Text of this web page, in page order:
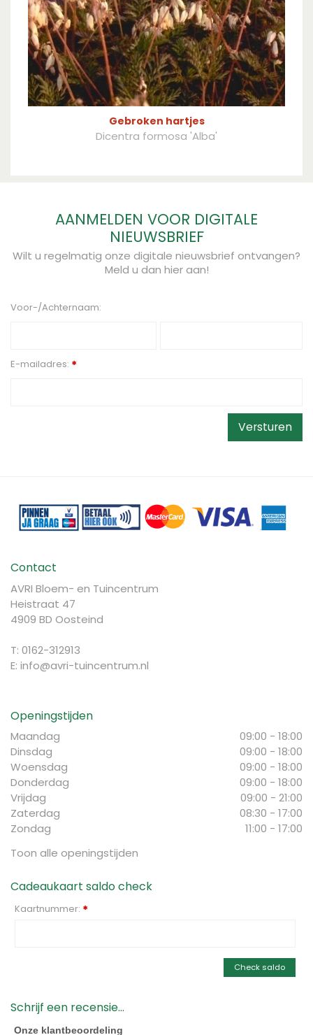
Gebroken hartjes
Dicentra formosa 'Alba'
AANMELDEN VOOR DIGITALE
NIEUWSBRIEF
Wilt u regelmatig onze digitale nieuwsbrief ontvangen?
Meld u dan hier aan!
Voor-/Achternaam:
E-mailadres: *
Contact
AVRI Bloem- en Tuincentrum
Heistraat 47
4909 BD Oosteind
T: 0162-312913
E: info@avri-tuincentrum.nl
Openingstijden
Maandag
09:00 - 18:00
Dinsdag
09:00 - 18:00
Woensdag
09:00 - 18:00
Donderdag
09:00 - 18:00
Vrijdag
09:00 - 21:00
Zaterdag
08:30 - 17:00
Zondag
11:00 - 17:00
Toon alle openingstijden
Cadeaukaart saldo check
Kaartnummer: *
Check saldo
Schrijf een recensie...